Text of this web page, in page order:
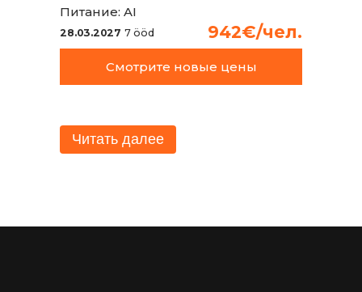
Питание: AI
28.03.2027 7 ööd 942€/чел.
Смотрите новые цены
Читать далее